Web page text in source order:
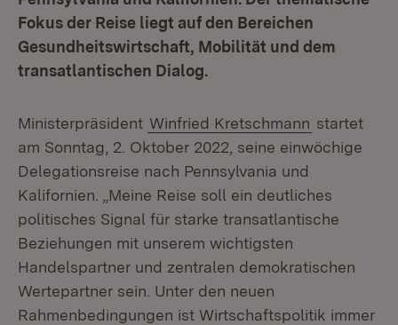
Fokus der Reise liegt auf den Bereichen
Gesundheitswirtschaft, Mobilität und dem
transatlantischen Dialog.
Ministerpräsident Winfried Kretschmann startet
am Sonntag, 2. Oktober 2022, seine einwöchige
Delegationsreise nach Pennsylvania und
Kalifornien. „Meine Reise soll ein deutliches
politisches Signal für starke transatlantische
Beziehungen mit unserem wichtigsten
Handelspartner und zentralen demokratischen
Wertepartner sein. Unter den neuen
Rahmenbedingungen ist Wirtschaftspolitik immer